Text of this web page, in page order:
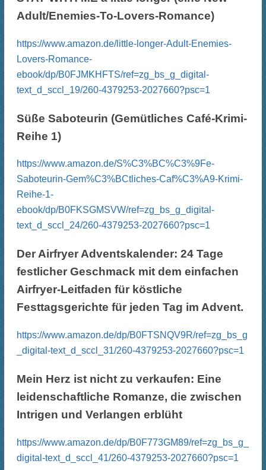
Adult/Enemies-To-Lovers-Romance)
https://www.amazon.de/little-longer-Adult-Enemies-
Lovers-Romance-
ebook/dp/B0FJMKHFTS/ref=zg_bs_g_digital-
text_d_sccl_19/260-4379253-2027660?psc=1
Süße Saboteurin (Gemütliches Café-Krimi-
Reihe 1)
https://www.amazon.de/S%C3%BC%C3%9Fe-
Saboteurin-Gem%C3%BCtliches-Caf%C3%A9-Krimi-
Reihe-1-
ebook/dp/B0FKSGMSVW/ref=zg_bs_g_digital-
text_d_sccl_24/260-4379253-2027660?psc=1
Der Airfryer Adventskalender: 24 Tage
festlicher Geschmack mit dem einfachen
Airfryer-Leitfaden für köstliche
Festtagsgerichte für jeden Tag im Advent.
https://www.amazon.de/dp/B0FTSNQV9R/ref=zg_bs_g
_digital-text_d_sccl_31/260-4379253-2027660?psc=1
Mein Herz ist nicht zu verkaufen: Eine
leidenschaftliche Romanze, die zwischen
Intrigen und Verlangen erblüht
https://www.amazon.de/dp/B0F773GM89/ref=zg_bs_g_
digital-text_d_sccl_41/260-4379253-2027660?psc=1